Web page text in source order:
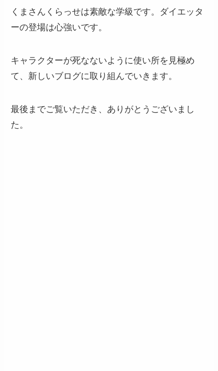
くまさんくらっせは素敵な学級です。ダイエッタ
ーの登場は心強いです。
キャラクターが死なないように使い所を見極め
て、新しいブログに取り組んでいきます。
最後までご覧いただき、ありがとうございまし
た。